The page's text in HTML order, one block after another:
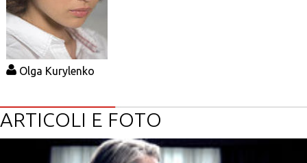
Olga Kurylenko
ARTICOLI E FOTO